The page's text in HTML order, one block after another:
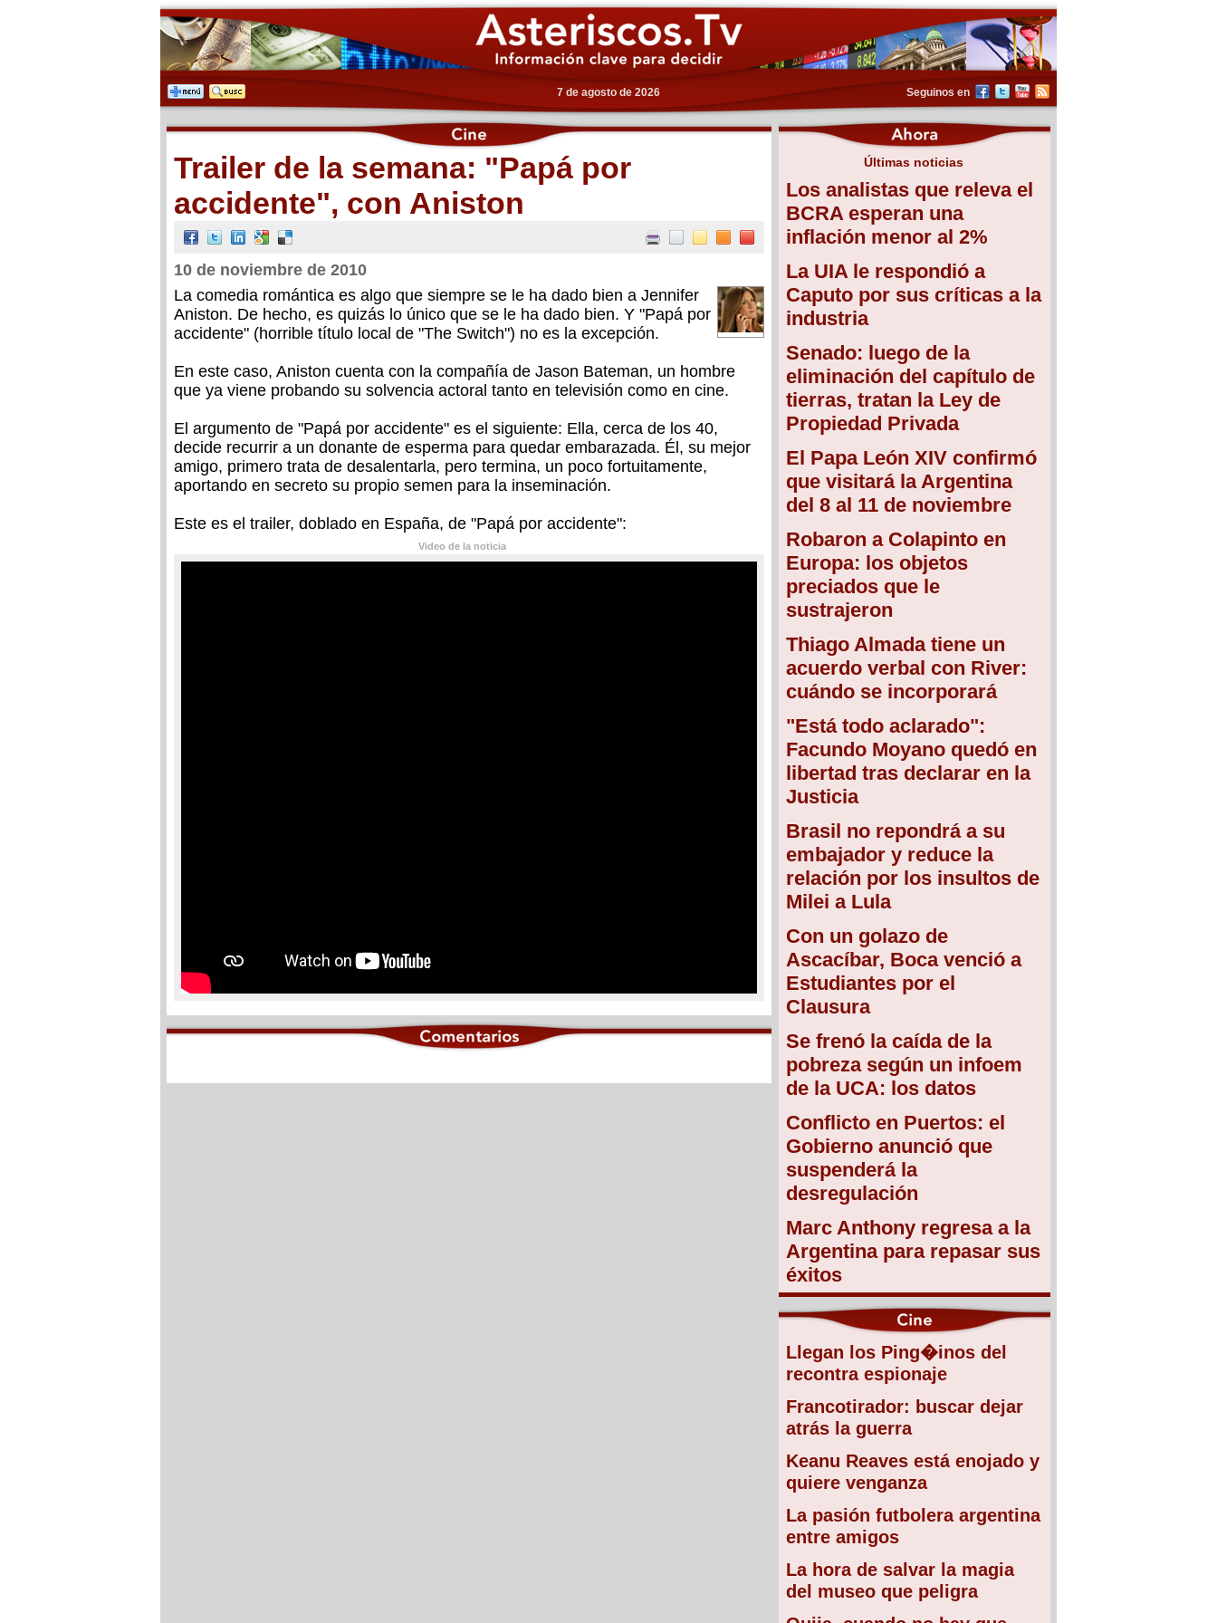
7 de agosto de 2026 Seguinos en
Últimas noticias
Los analistas que releva el
BCRA esperan una
inflación menor al 2%
La UIA le respondió a
Caputo por sus críticas a la
industria
Senado: luego de la
eliminación del capítulo de
tierras, tratan la Ley de
Propiedad Privada
El Papa León XIV confirmó
que visitará la Argentina
del 8 al 11 de noviembre
Robaron a Colapinto en
Europa: los objetos
preciados que le
sustrajeron
Thiago Almada tiene un
acuerdo verbal con River:
cuándo se incorporará
"Está todo aclarado":
Facundo Moyano quedó en
libertad tras declarar en la
Justicia
Brasil no repondrá a su
embajador y reduce la
relación por los insultos de
Milei a Lula
Con un golazo de
Ascacíbar, Boca venció a
Estudiantes por el
Clausura
Se frenó la caída de la
pobreza según un infoem
de la UCA: los datos
Conflicto en Puertos: el
Gobierno anunció que
suspenderá la
desregulación
Marc Anthony regresa a la
Argentina para repasar sus
éxitos
Llegan los Ping�inos del
recontra espionaje
Francotirador: buscar dejar
atrás la guerra
Keanu Reaves está enojado y
quiere venganza
La pasión futbolera argentina
entre amigos
La hora de salvar la magia
del museo que peligra
Trailer de la semana: "Papá por
accidente", con Aniston
10 de noviembre de 2010
La comedia romántica es algo que siempre se le ha dado bien a Jennifer
Aniston. De hecho, es quizás lo único que se le ha dado bien. Y "Papá por
accidente" (horrible título local de "The Switch") no es la excepción.
En este caso, Aniston cuenta con la compañía de Jason Bateman, un hombre
que ya viene probando su solvencia actoral tanto en televisión como en cine.
El argumento de "Papá por accidente" es el siguiente: Ella, cerca de los 40,
decide recurrir a un donante de esperma para quedar embarazada. Él, su mejor
amigo, primero trata de desalentarla, pero termina, un poco fortuitamente,
aportando en secreto su propio semen para la inseminación.
Este es el trailer, doblado en España, de "Papá por accidente":
Video de la noticia